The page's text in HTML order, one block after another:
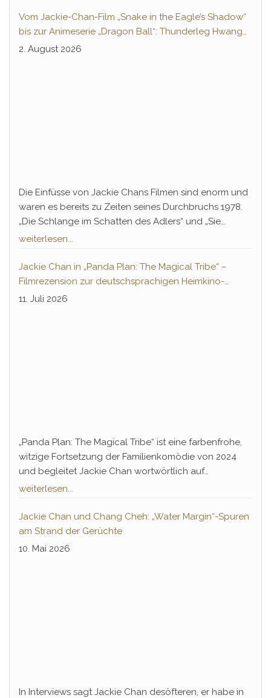
Vom Jackie-Chan-Film „Snake in the Eagle’s Shadow“
bis zur Animeserie „Dragon Ball“: Thunderleg Hwang
Jang-Lee tritt globale Rechteoffensive los
2. August 2026
Die Einfüsse von Jackie Chans Filmen sind enorm und
waren es bereits zu Zeiten seines Durchbruchs 1978.
„Die Schlange im Schatten des Adlers“ und „Sie
nannten ihn Knochenbrecher“ ebneten nicht nur die
sondern führte auch einen legendären Gegenspieler
ein, der bis heute in der Pop-Kultur tief verankert ist:
Hwang Jang-Lee.
weiterlesen...
Jackie Chan in „Panda Plan: The Magical Tribe“ –
Filmrezension zur deutschsprachigen Heimkino-
Premiere
11. Juli 2026
„Panda Plan: The Magical Tribe“ ist eine farbenfrohe,
witzige Fortsetzung der Familienkomödie von 2024
und begleitet Jackie Chan wortwörtlich auf
Sidequests seiner Karriere, in denen er sich selbst
chinesische Kultur auf humorvolle und überraschend
emotionale Weise für Jung und Junggebliebene in
der ganzen Welt verbreitet. Ein chantastischer
weiterlesen...
Jackie Chan und Chang Cheh: „Water Margin“-Spuren
am Strand der Gerüchte
10. Mai 2026
In Interviews sagt Jackie Chan desöfteren, er habe in